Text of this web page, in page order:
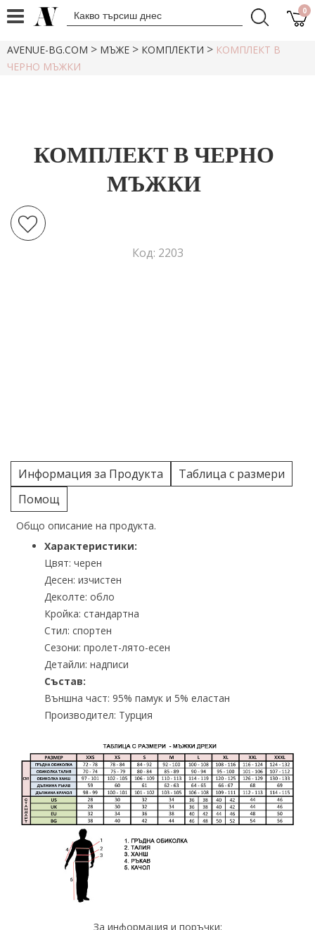
0
AVENUE-BG.COM > МЪЖЕ > КОМПЛЕКТИ > КОМПЛЕКТ В
ЧЕРНО МЪЖКИ
КОМПЛЕКТ В ЧЕРНО
МЪЖКИ
Код: 2203
Информация за Продукта
Таблица с размери
Помощ
Общо описание на продукта.
Характеристики:
Цвят: черен
Десен: изчистен
Деколте: обло
Кройка: стандартна
Стил: спортен
Сезони: пролет-лято-есен
Детайли: надписи
Състав:
Външна част: 95% памук и 5% еластан
Производител: Турция
За информация и поръчки: